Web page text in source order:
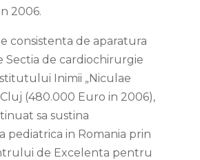
2006.
consistenta de aparatura
Sectia de cardiochirurgie
Inimii „Niculae
(480.000 Euro in 2006),
sa sustina
pediatrica in Romania prin
de Excelenta pentru